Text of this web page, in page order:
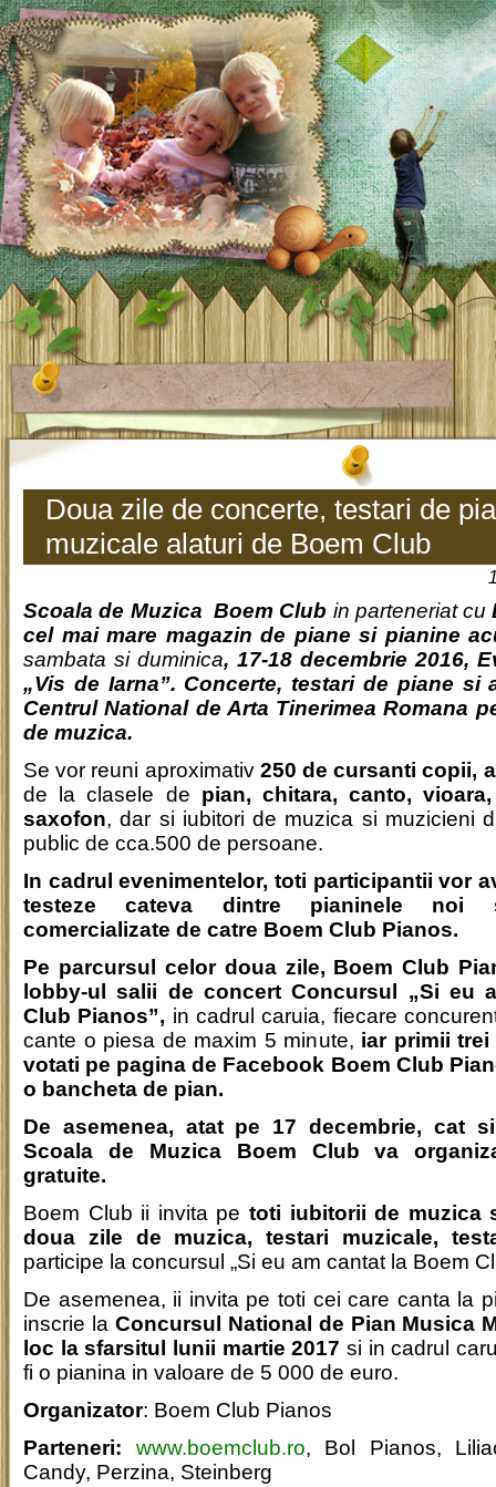
Doua zile de concerte, testari de
muzicale alaturi de Boem Club
Scoala de Muzica Boem Club in parteneriat cu
cel mai mare magazin de piane si pianine
sambata si duminica, 17-18 decembrie 2016,
„Vis de Iarna”. Concerte, testari de piane si
Centrul National de Arta Tinerimea Romana
de muzica.
Se vor reuni aproximativ 250 de cursanti copii,
de la clasele de pian, chitara, canto,
saxofon, dar si iubitori de muzica si muzicieni
public de cca.500 de persoane.
In cadrul evenimentelor, toti participantii vor
testeze cateva dintre pianinele noi
comercializate de catre Boem Club Pianos.
Pe parcursul celor doua zile, Boem Club
lobby-ul salii de concert Concursul „Si eu
Club Pianos”, in cadrul caruia, fiecare
cante o piesa de maxim 5 minute, iar primii
votati pe pagina de Facebook Boem Club
o bancheta de pian.
De asemenea, atat pe 17 decembrie, cat
Scoala de Muzica Boem Club va
gratuite.
Boem Club ii invita pe toti iubitorii de muzica
doua zile de muzica, testari muzicale,
participe la concursul „Si eu am cantat la Boem
De asemenea, ii invita pe toti cei care canta la
inscrie la Concursul National de Pian Musica
loc la sfarsitul lunii martie 2017 si in cadrul
fi o pianina in valoare de 5 000 de euro.
Organizator: Boem Club Pianos
Parteneri:
www.boemclub.ro, Bol Pianos,
Candy, Perzina, Steinberg